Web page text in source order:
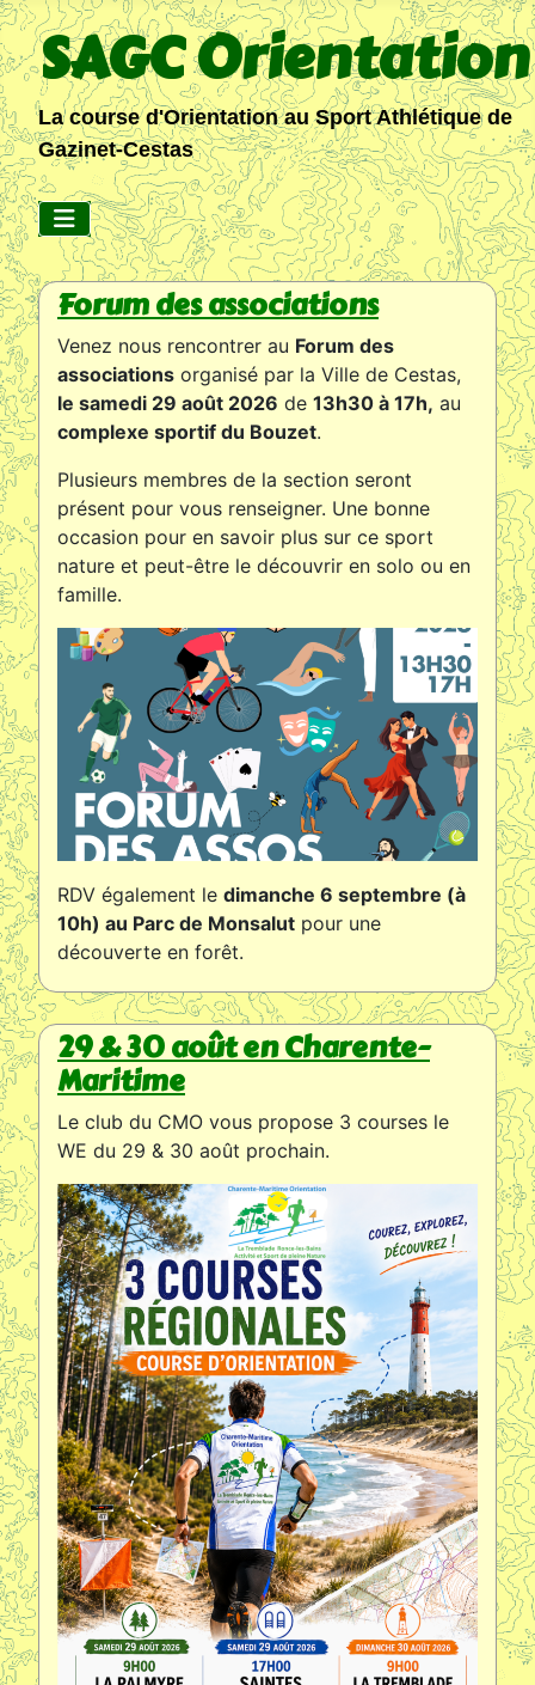
SAGC Orientation
La course d'Orientation au Sport Athlétique de
Gazinet-Cestas
Forum des associations
Venez nous rencontrer au Forum des
associations organisé par la Ville de Cestas,
le samedi 29 août 2026 de 13h30 à 17h, au
complexe sportif du Bouzet.
Plusieurs membres de la section seront
présent pour vous renseigner. Une bonne
occasion pour en savoir plus sur ce sport
nature et peut-être le découvrir en solo ou en
famille.
RDV également le dimanche 6 septembre (à
10h) au Parc de Monsalut pour une
découverte en forêt.
29 & 30 août en Charente-
Maritime
Le club du CMO vous propose 3 courses le
WE du 29 & 30 août prochain.